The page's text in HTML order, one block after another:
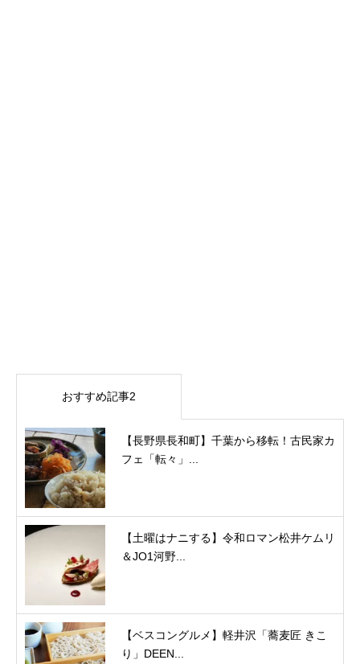
おすすめ記事2
【長野県長和町】千葉から移転！古民家カ
フェ「転々」...
【土曜はナニする】令和ロマン松井ケムリ
＆JO1河野...
【ベスコングルメ】軽井沢「蕎麦匠 きこ
り」DEEN...